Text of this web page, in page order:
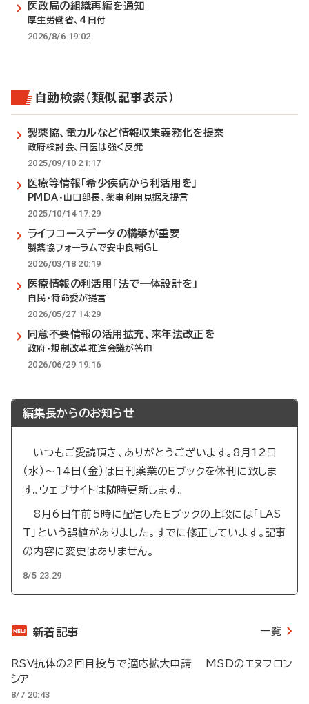
医政局の組織再編を通知
厚生労働省、4日付
2026/8/6 19:02
自動検索（類似記事表示）
製薬協、電カルなど情報収集義務化を提案
政府検討会、日医は強く反発
2025/09/10 21:17
医療等情報「希少疾病から利活用を」
PMDA・山口部長、薬事利用見据え提言
2025/10/14 17:29
ライフコースデータの構築が重要
製薬協フォーラムで安中良輔GL
2026/03/18 20:19
医療情報の利活用「法で一体設計を」
自民・特命委が提言
2026/05/27 14:29
同意不要情報の活用拡充、来年法改正を
政府・規制改革推進会議が答申
2026/06/29 19:16
編集長からのお知らせ
いつもご愛読頂き、ありがとうございます。8月12日
（水）～14日（金）は日刊薬業のEブックを休刊に致しま
す。ウェブサイトは随時更新します。
8月6日午前5時に配信したEブックの上段には「LAS
T」という誤植がありました。すでに修正しています。記事
の内容に変更はありません。
8/5 23:29
新着記事 一覧
RSV抗体の2回目投与で適応拡大申請 MSDのエヌフロン
シア
8/7 20:43